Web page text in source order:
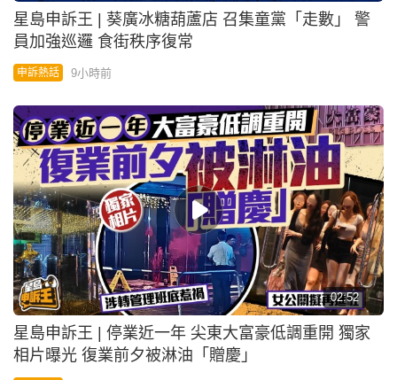
星島申訴王 | 葵廣冰糖葫蘆店 召集童黨「走數」 警
員加強巡邏 食街秩序復常
申訴熱話 9小時前
02:52
星島申訴王 | 停業近一年 尖東大富豪低調重開 獨家
相片曝光 復業前夕被淋油「贈慶」